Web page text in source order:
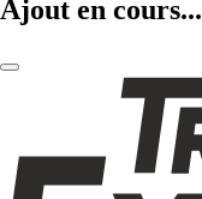
Ajout en cours...